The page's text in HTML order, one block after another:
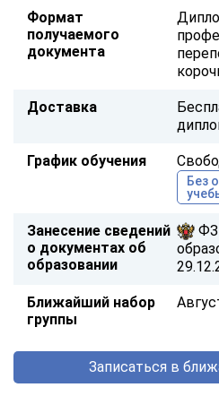
Формат
получаемого
документа
Доставка
График обучения
Без
Занесение сведений
о документах об
образовании
ФЗ
Ближайший набор
группы
Записаться в